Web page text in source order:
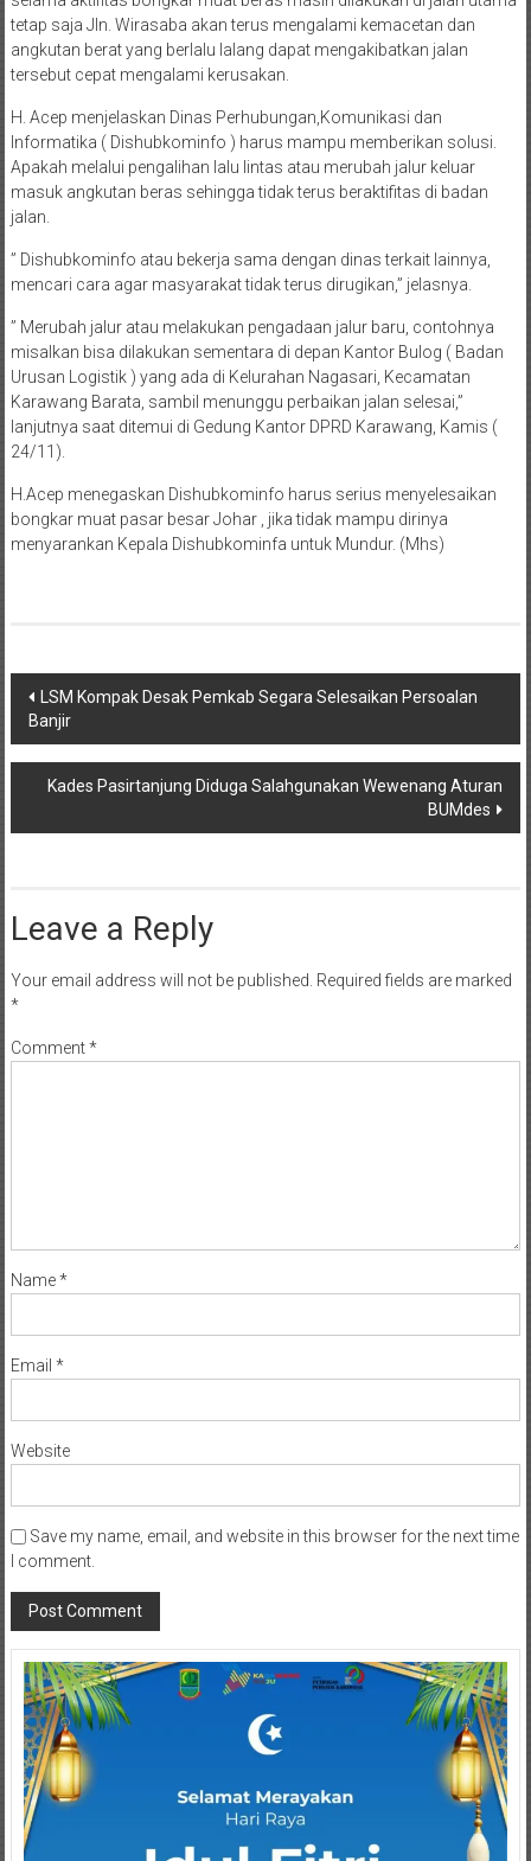
tetap saja Jln. Wirasaba akan terus mengalami kemacetan dan
angkutan berat yang berlalu lalang dapat mengakibatkan jalan
tersebut cepat mengalami kerusakan.
H. Acep menjelaskan Dinas Perhubungan,Komunikasi dan
Informatika ( Dishubkominfo ) harus mampu memberikan solusi.
Apakah melalui pengalihan lalu lintas atau merubah jalur keluar
masuk angkutan beras sehingga tidak terus beraktifitas di badan
jalan.
” Dishubkominfo atau bekerja sama dengan dinas terkait lainnya,
mencari cara agar masyarakat tidak terus dirugikan,” jelasnya.
” Merubah jalur atau melakukan pengadaan jalur baru, contohnya
misalkan bisa dilakukan sementara di depan Kantor Bulog ( Badan
Urusan Logistik ) yang ada di Kelurahan Nagasari, Kecamatan
Karawang Barata, sambil menunggu perbaikan jalan selesai,”
lanjutnya saat ditemui di Gedung Kantor DPRD Karawang, Kamis (
24/11).
H.Acep menegaskan Dishubkominfo harus serius menyelesaikan
bongkar muat pasar besar Johar , jika tidak mampu dirinya
menyarankan Kepala Dishubkominfa untuk Mundur. (Mhs)
Post
navigation
LSM Kompak Desak Pemkab Segara Selesaikan Persoalan
Banjir
Kades Pasirtanjung Diduga Salahgunakan Wewenang Aturan
BUMdes
Leave a Reply
Your email address will not be published. Required fields are marked
*
Comment*
Name*
Email *
Website
Save my name, email, and website in this browser for the next time
I comment.